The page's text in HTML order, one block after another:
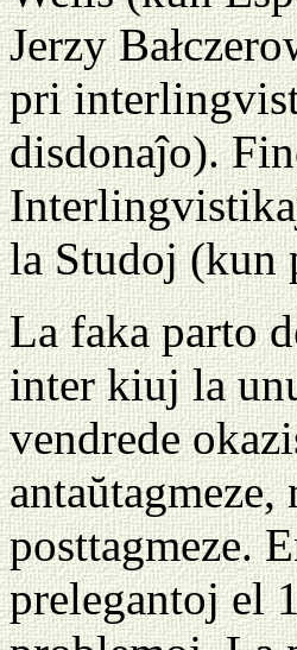
Jerzy
pri
disdonaĵo).
la Studoj (kun
La faka parto
inter kiuj la
vendrede
posttagmeze.
prelegantoj el